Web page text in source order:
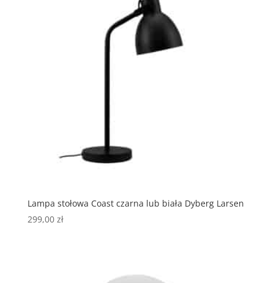
Lampa stołowa Coast czarna lub biała Dyberg Larsen
299,00 zł